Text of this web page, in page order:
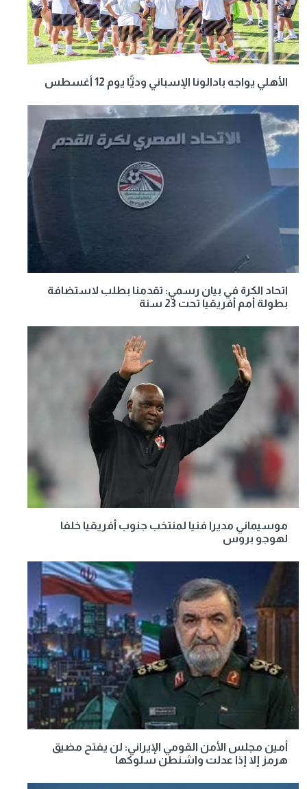
الأهلي يواجه بادالونا الإسباني وديًّا يوم 12 أغسطس
اتحاد الكرة في بيان رسمي: تقدمنا بطلب لاستضافة
بطولة أمم أفريقيا تحت 23 سنة
موسيماني مديرا فنيا لمنتخب جنوب أفريقيا خلفا
لهوجو بروس
أمين مجلس الأمن القومي الإيراني: لن يفتح مضيق
هرمز إلا إذا عدلت واشنطن سلوكها